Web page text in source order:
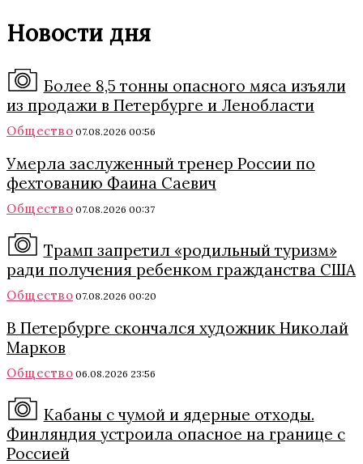
Новости дня
Более 8,5 тонны опасного мяса изъяли
из продажи в Петербурге и Ленобласти
Общество 07.08.2026 00:56
Умерла заслуженный тренер России по
фехтованию Фаина Саевич
Общество 07.08.2026 00:37
Трамп запретил «родильный туризм»
ради получения ребенком гражданства США
Общество 07.08.2026 00:20
В Петербурге скончался художник Николай
Марков
Общество 06.08.2026 23:56
Кабаны с чумой и ядерные отходы.
Финляндия устроила опасное на границе с
Россией